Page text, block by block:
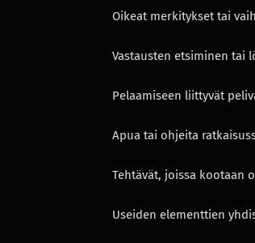
Oikeat merkitykset tai
Vastausten etsiminen tai
Pelaamiseen liittyvät
Apua tai ohjeita
Tehtävät, joissa kootaan
Useiden elementtien